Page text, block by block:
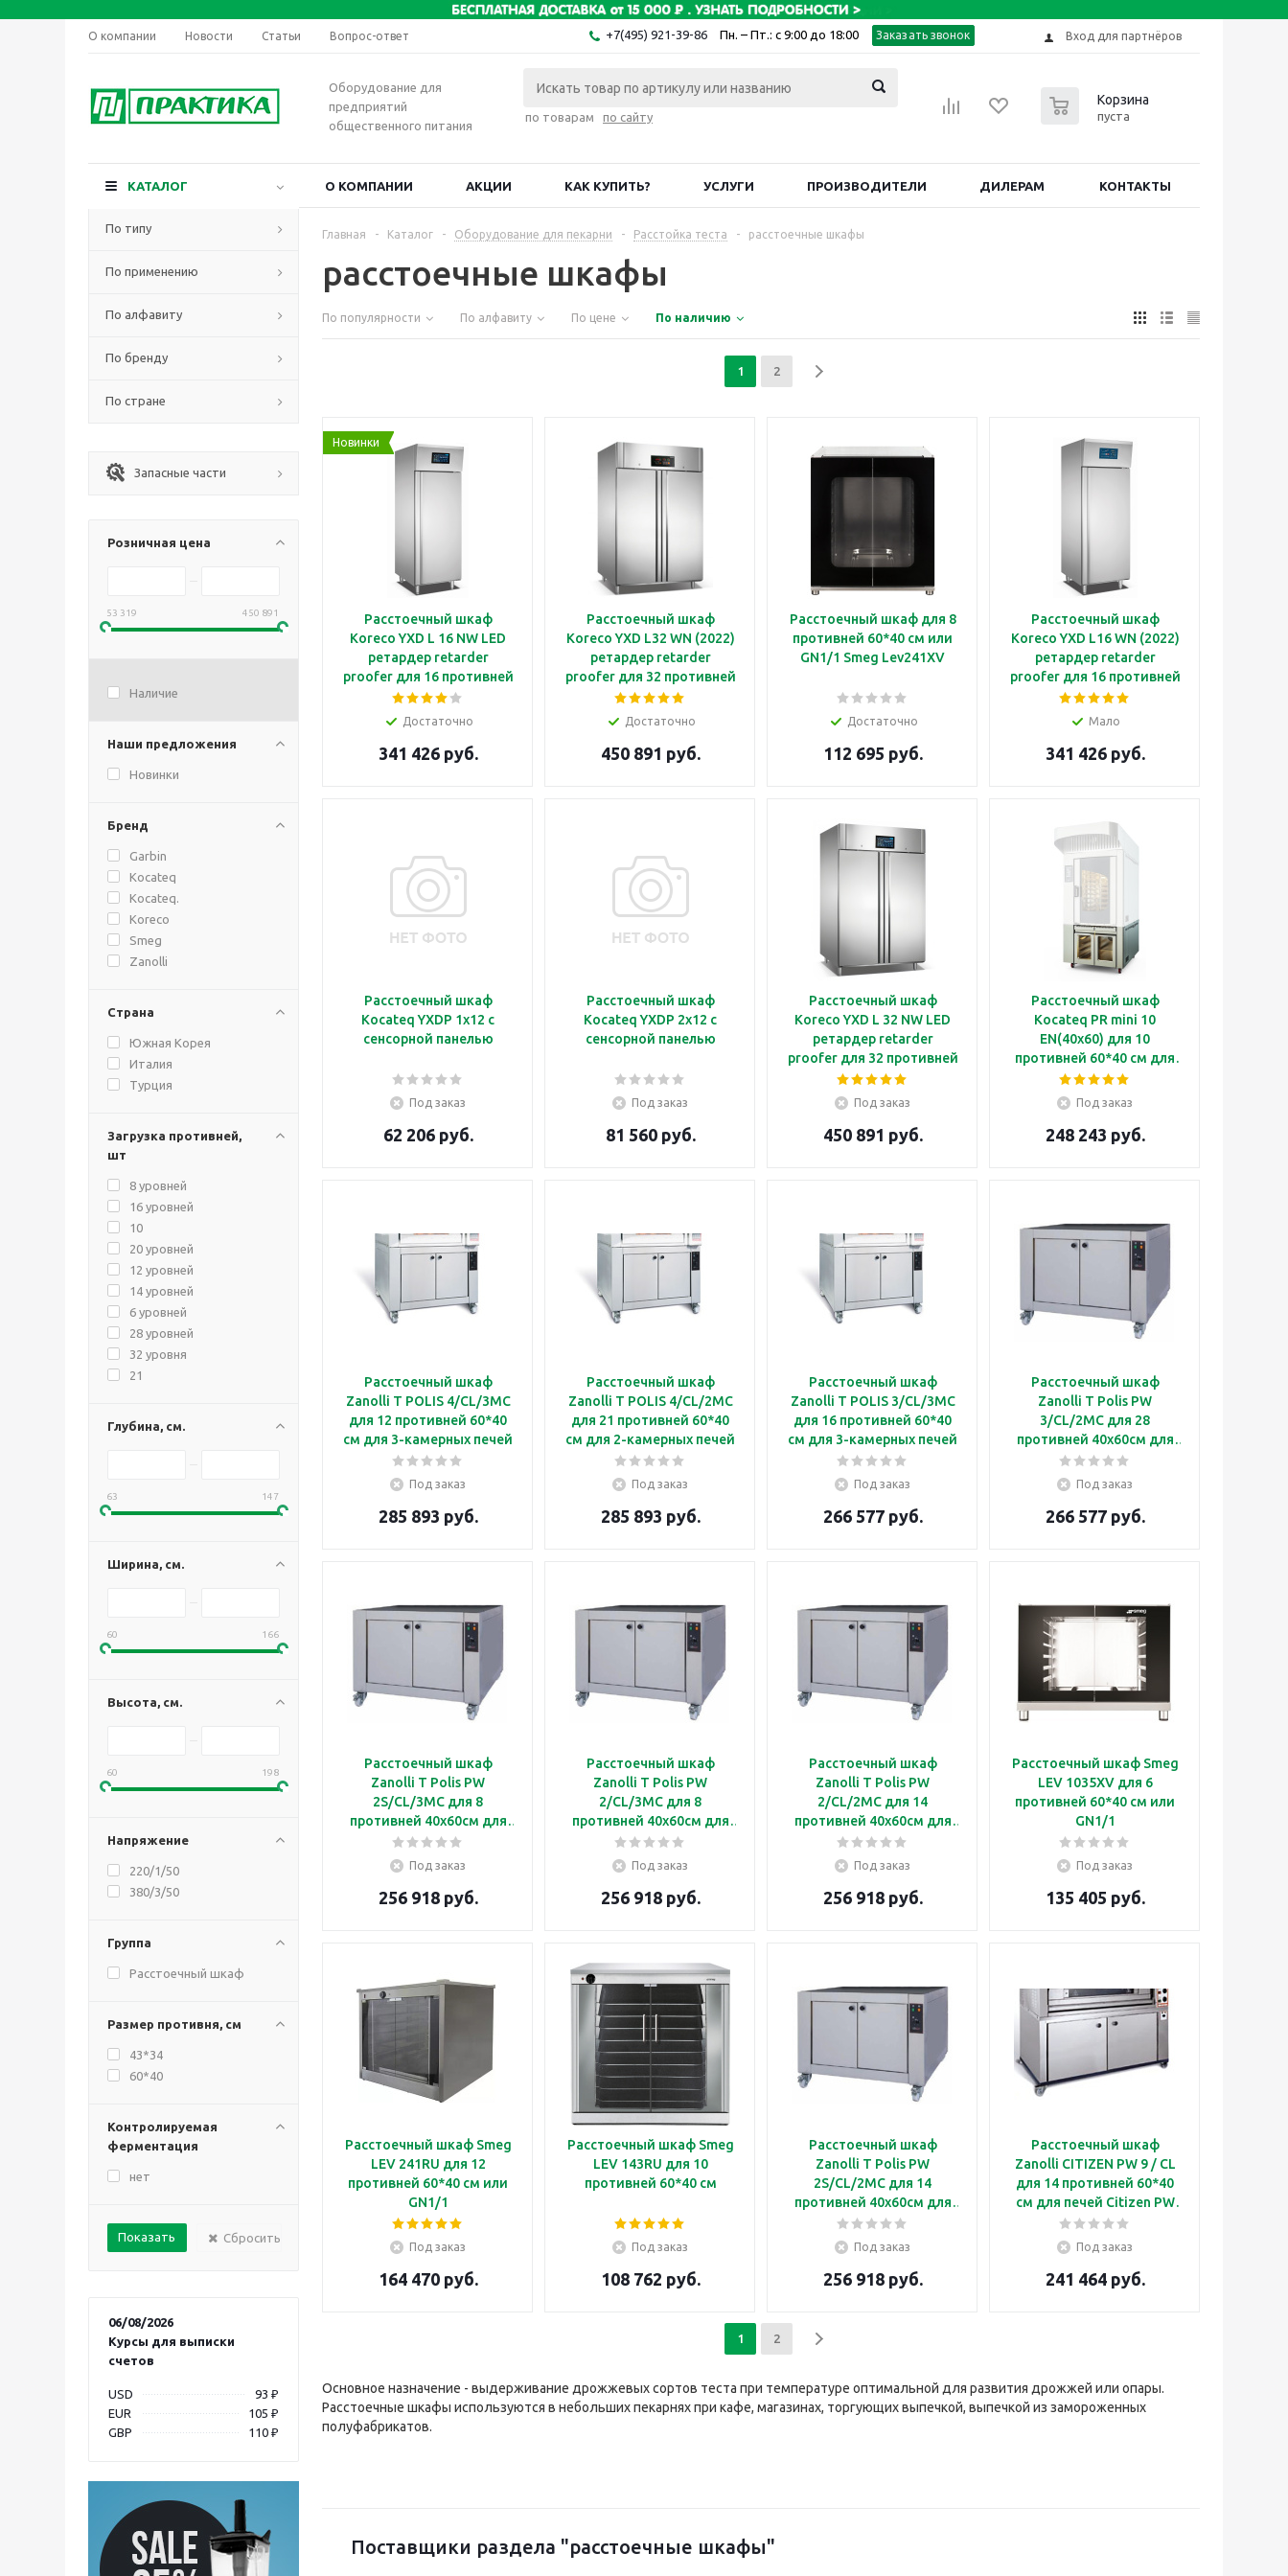
О компании Новости Статьи Вопрос-ответ +7(495) 921-39-86 Пн. – Пт.: с 9:00 до 18:00 Заказать звонок Вход для партнёров
Оборудование для
предприятий
общественного питания
по товарам по сайту
Корзина
пуста
КАТАЛОГ О КОМПАНИИ АКЦИИ КАК КУПИТЬ? УСЛУГИ ПРОИЗВОДИТЕЛИ ДИЛЕРАМ КОНТАКТЫ
По типу
По применению
По алфавиту
По бренду
По стране
Запасные части
Розничная цена
53 319 450 891
Наличие
Наши предложения
Новинки
Бренд
Garbin
Kocateq
Kocateq.
Koreco
Smeg
Zanolli
Страна
Южная Корея
Италия
Турция
Загрузка противней,
шт
8 уровней
16 уровней
10
20 уровней
12 уровней
14 уровней
6 уровней
28 уровней
32 уровня
21
Глубина, см.
63 147
Ширина, см.
60 166
Высота, см.
60 198
Напряжение
220/1/50
380/3/50
Группа
Расстоечный шкаф
Размер противня, см
43*34
60*40
Контролируемая
ферментация
нет
Сбросить
06/08/2026
Курсы для выписки
счетов
USD
93 ₽
EUR
105 ₽
GBP
110 ₽
Главная - Каталог - Оборудование для пекарни - Расстойка теста - расстоечные шкафы
расстоечные шкафы
По популярности По алфавиту По цене По наличию
1 2
Новинки
Расстоечный шкаф
Koreco YXD L 16 NW LED
ретардер retarder
proofer для 16 противней
60*40 см, сенсорная
панель
Достаточно
341 426 руб.
Расстоечный шкаф
Koreco YXD L32 WN (2022)
ретардер retarder
proofer для 32 противней
60*40 см
Достаточно
450 891 руб.
Расстоечный шкаф для 8
противней 60*40 см или
GN1/1 Smeg Lev241XV
Достаточно
112 695 руб.
Расстоечный шкаф
Koreco YXD L16 WN (2022)
ретардер retarder
proofer для 16 противней
60*40 см
Мало
341 426 руб.
Расстоечный шкаф
Kocateq YXDP 1x12 с
сенсорной панелью
Под заказ
62 206 руб.
Расстоечный шкаф
Kocateq YXDP 2x12 с
сенсорной панелью
Под заказ
81 560 руб.
Расстоечный шкаф
Koreco YXD L 32 NW LED
ретардер retarder
proofer для 32 противней
60*40 см, сенсорная
панель
Под заказ
450 891 руб.
Расстоечный шкаф
Kocateq PR mini 10
EN(40x60) для 10
противней 60*40 см для
печи FR mini 10EN
Под заказ
248 243 руб.
Расстоечный шкаф
Zanolli T POLIS 4/CL/3MC
для 12 противней 60*40
см для 3-камерных печей
T Polis 4
Под заказ
285 893 руб.
Расстоечный шкаф
Zanolli T POLIS 4/CL/2MC
для 21 противней 60*40
см для 2-камерных печей
T Polis 4
Под заказ
285 893 руб.
Расстоечный шкаф
Zanolli T POLIS 3/CL/3MC
для 16 противней 60*40
см для 3-камерных печей
T Polis 3
Под заказ
266 577 руб.
Расстоечный шкаф
Zanolli T Polis PW
3/CL/2MC для 28
противней 40х60см для
использования с 2
модульными
POLIS 3
Под заказ
266 577 руб.
Расстоечный шкаф
Zanolli T Polis PW
2S/CL/3MC для 8
противней 40х60см для
использования с 3
модульными
POLIS 2S
Под заказ
256 918 руб.
Расстоечный шкаф
Zanolli T Polis PW
2/CL/3MC для 8
противней 40х60см для
использования с 3
модульными
POLIS 2
Под заказ
256 918 руб.
Расстоечный шкаф
Zanolli T Polis PW
2/CL/2MC для 14
противней 40х60см для
использования с 2
модульными
POLIS 2
Под заказ
256 918 руб.
Расстоечный шкаф Smeg
LEV 1035XV для 6
противней 60*40 см или
GN1/1
Под заказ
135 405 руб.
Расстоечный шкаф Smeg
LEV 241RU для 12
противней 60*40 см или
GN1/1
Под заказ
164 470 руб.
Расстоечный шкаф Smeg
LEV 143RU для 10
противней 60*40 см
Под заказ
108 762 руб.
Расстоечный шкаф
Zanolli T Polis PW
2S/CL/2MC для 14
противней 40х60см для
использования с 2
модульными
POLIS 2S
Под заказ
256 918 руб.
Расстоечный шкаф
Zanolli CITIZEN PW 9 / CL
для 14 противней 60*40
см для печей Citizen PW
6+6/MC
Под заказ
241 464 руб.
1 2
Основное назначение - выдерживание дрожжевых сортов теста при температуре оптимальной для развития дрожжей или опары.
Расстоечные шкафы используются в небольших пекарнях при кафе, магазинах, торгующих выпечкой, выпечкой из замороженных
полуфабрикатов.
Поставщики раздела "расстоечные шкафы"